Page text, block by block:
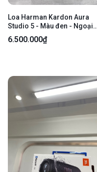
Loa Harman Kardon Aura
Studio 5 - Màu đen - Ngoại
hình: 97,5% - Kèm box +
nguồn
6.500.000₫